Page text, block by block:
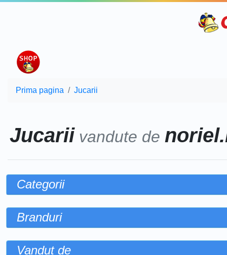
Prima pagina Jucarii
Jucariivandute de
Categorii
Branduri
Vandut de